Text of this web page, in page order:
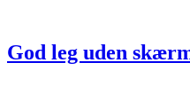
God leg uden